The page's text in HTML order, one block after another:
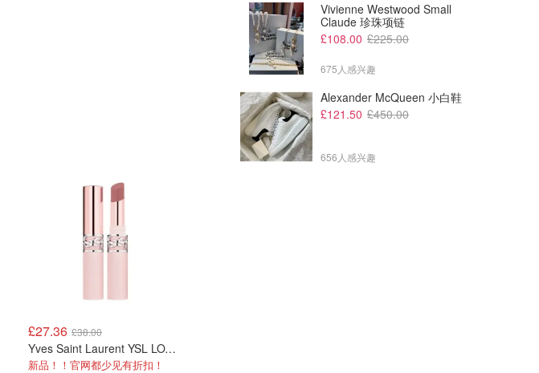
£27.36 £38.00
Yves Saint Laurent YSL LOVENUDE 唇腮两用膏
新品！！官网都少见有折扣！
Vivienne Westwood Small
Claude 珍珠项链
£108.00 £225.00
675人感兴趣
Alexander McQueen 小白鞋
£121.50 £450.00
656人感兴趣